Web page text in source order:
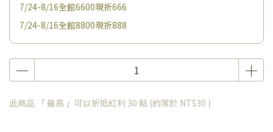
7/24-8/16全館6600現折666
7/24-8/16全館8800現折888
此商品 「 最高 」可以折抵紅利 30 點 (約等於 NT$30 )